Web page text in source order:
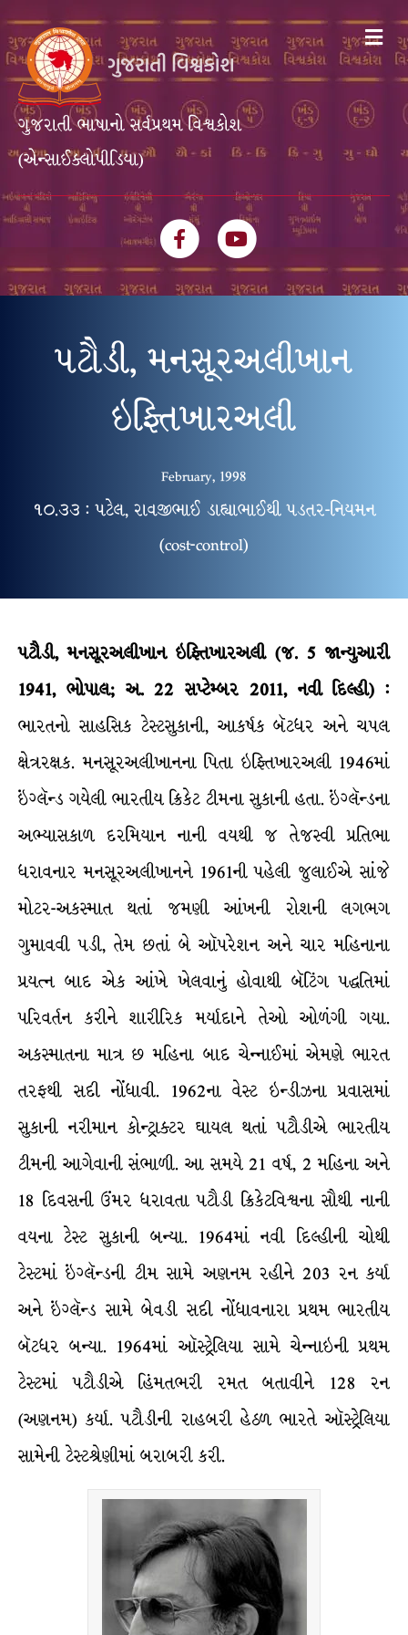
ગુજરાતી ભાષાનો સર્વપ્રથમ વિશ્વકોશ
(એન્સાઈક્લોપીડિયા)
FacebookYoutube
પટૌડી, મનસૂરઅલીખાન
ઇફ્તિખારઅલી
February, 1998
૧૦.૩૩ : પટેલ, રાવજીભાઈ ડાહ્યાભાઈથી પડતર-નિયમન
(cost-control)
પટૌડી,મનસૂરઅલીખાન ઇફ્તિખારઅલી(જ. 5 જાન્યુઆરી
1941, ભોપાલ; અ.22 સપ્ટેમ્બર 2011, નવી દિલ્હી) :
ભારતનો સાહસિક ટેસ્ટસુકાની, આકર્ષક બૅટધર અને ચપલ
ક્ષેત્રરક્ષક. મનસૂરઅલીખાનના પિતા ઇફ્તિખારઅલી 1946માં
ઇંગ્લૅન્ડ ગયેલી ભારતીય ક્રિકેટ ટીમના સુકાની હતા. ઇંગ્લૅન્ડના
અભ્યાસકાળ દરમિયાન નાની વયથી જ તેજસ્વી પ્રતિભા
ધરાવનાર મનસૂરઅલીખાનને 1961ની પહેલી જુલાઈએ સાંજે
મોટર-અકસ્માત થતાં જમણી આંખની રોશની લગભગ
ગુમાવવી પડી, તેમ છતાં બે ઑપરેશન અને ચાર મહિનાના
પ્રયત્ન બાદ એક આંખે ખેલવાનું હોવાથી બૅટિંગ પદ્ધતિમાં
પરિવર્તન કરીને શારીરિક મર્યાદાને તેઓ ઓળંગી ગયા.
અકસ્માતના માત્ર છ મહિના બાદ ચેન્નાઈમાં એમણે ભારત
તરફથી સદી નોંધાવી. 1962ના વેસ્ટ ઇન્ડીઝના પ્રવાસમાં
સુકાની નરીમાન કોન્ટ્રાક્ટર ઘાયલ થતાં પટૌડીએ ભારતીય
ટીમની આગેવાની સંભાળી. આ સમયે 21 વર્ષ, 2 મહિના અને
18 દિવસની ઉંમર ધરાવતા પટૌડી ક્રિકેટવિશ્વના સૌથી નાની
વયના ટેસ્ટ સુકાની બન્યા. 1964માં નવી દિલ્હીની ચોથી
ટેસ્ટમાં ઇંગ્લૅન્ડની ટીમ સામે અણનમ રહીને 203 રન કર્યા
અને ઇંગ્લૅન્ડ સામે બેવડી સદી નોંધાવનારા પ્રથમ ભારતીય
બૅટધર બન્યા. 1964માં ઑસ્ટ્રેલિયા સામે ચેન્નાઇની પ્રથમ
ટેસ્ટમાં પટૌડીએ હિંમતભરી રમત બતાવીને 128 રન
(અણનમ) કર્યા. પટૌડીની રાહબરી હેઠળ ભારતે ઑસ્ટ્રેલિયા
સામેની ટેસ્ટશ્રેણીમાં બરાબરી કરી.